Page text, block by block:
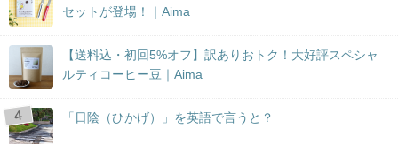
セットが登場！｜Aima
【送料込・初回5%オフ】訳ありおトク！大好評スペシャ
ルティコーヒー豆｜Aima
「日陰（ひかげ）」を英語で言うと？